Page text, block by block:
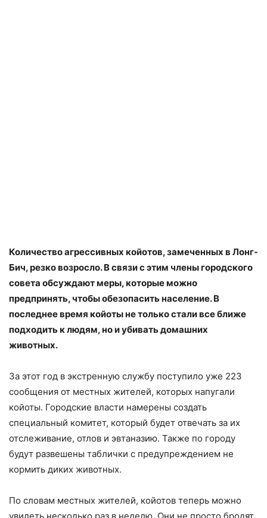
Количество агрессивных койотов, замеченных в Лонг-
Бич, резко возросло. В связи с этим члены городского
совета обсуждают меры, которые можно
предпринять, чтобы обезопасить население. В
последнее время койоты не только стали все ближе
подходить к людям, но и убивать домашних
животных.
За этот год в экстренную службу поступило уже 223
сообщения от местных жителей, которых напугали
койоты. Городские власти намерены создать
специальный комитет, который будет отвечать за их
отслеживание, отлов и эвтаназию. Также по городу
будут развешены таблички с предупреждением не
кормить диких животных.
По словам местных жителей, койотов теперь можно